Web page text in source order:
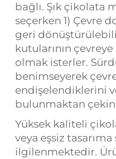
bağlı. Şık çikolata
seçerken 1) Çevre
geri
kutularının
olmak isterler.
benimseyerek
endişelendiklerini
bulunmaktan
Yüksek kaliteli
veya eşsiz
ilgilenmektedir.